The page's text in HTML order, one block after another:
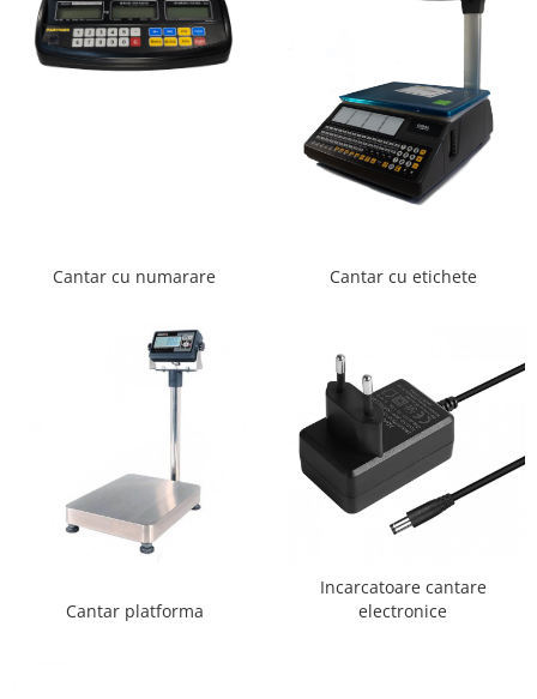
Cantar cu numarare Cantar cu etichete
Cantar platforma
Incarcatoare cantare
electronice